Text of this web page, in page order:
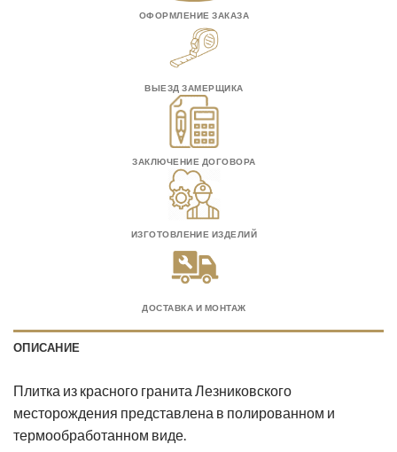
ОФОРМЛЕНИЕ ЗАКАЗА
ВЫЕЗД ЗАМЕРЩИКА
ЗАКЛЮЧЕНИЕ ДОГОВОРА
ИЗГОТОВЛЕНИЕ ИЗДЕЛИЙ
ДОСТАВКА И МОНТАЖ
ОПИСАНИЕ
Плитка из красного гранита Лезниковского
месторождения представлена в полированном и
термообработанном виде.